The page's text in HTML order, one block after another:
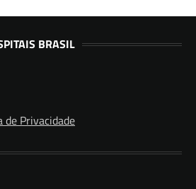
BRASIL
de Privacidade